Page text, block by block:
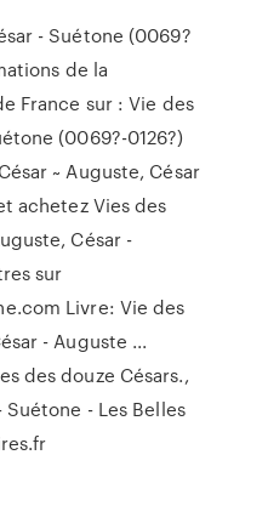
- Suétone (0069?
de la
France sur : Vie des
(0069?-0126?)
~ Auguste, César
achetez Vies des
César -
sur
Livre: Vie des
- Auguste ...
des douze Césars.,
Suétone - Les Belles